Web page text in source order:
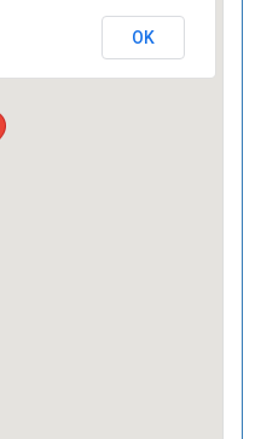
OK